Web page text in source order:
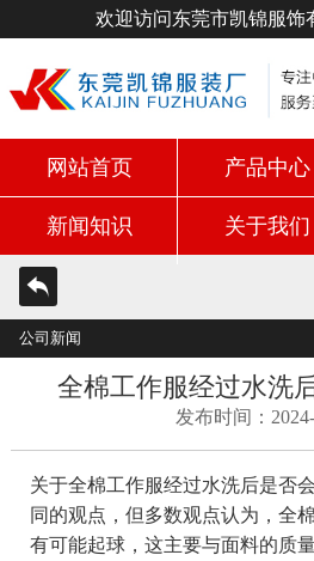
欢迎访问东莞市凯锦服饰
网站首页 产品中心
新闻知识 关于我们
公司新闻
全棉工作服经过水洗
发布时间：
关于全棉工作服经过水洗后是否
同的观点，但多数观点认为，全
有可能起球，这主要与面料的质